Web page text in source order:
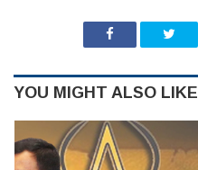
YOU MIGHT ALSO LIKE